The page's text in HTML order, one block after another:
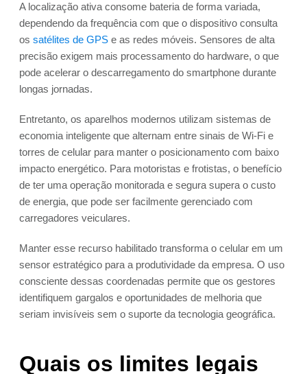
A localização ativa consome bateria de forma variada,
dependendo da frequência com que o dispositivo consulta
os satélites de GPS e as redes móveis. Sensores de alta
precisão exigem mais processamento do hardware, o que
pode acelerar o descarregamento do smartphone durante
longas jornadas.
Entretanto, os aparelhos modernos utilizam sistemas de
economia inteligente que alternam entre sinais de Wi-Fi e
torres de celular para manter o posicionamento com baixo
impacto energético. Para motoristas e frotistas, o benefício
de ter uma operação monitorada e segura supera o custo
de energia, que pode ser facilmente gerenciado com
carregadores veiculares.
Manter esse recurso habilitado transforma o celular em um
sensor estratégico para a produtividade da empresa. O uso
consciente dessas coordenadas permite que os gestores
identifiquem gargalos e oportunidades de melhoria que
seriam invisíveis sem o suporte da tecnologia geográfica.
Quais os limites legais